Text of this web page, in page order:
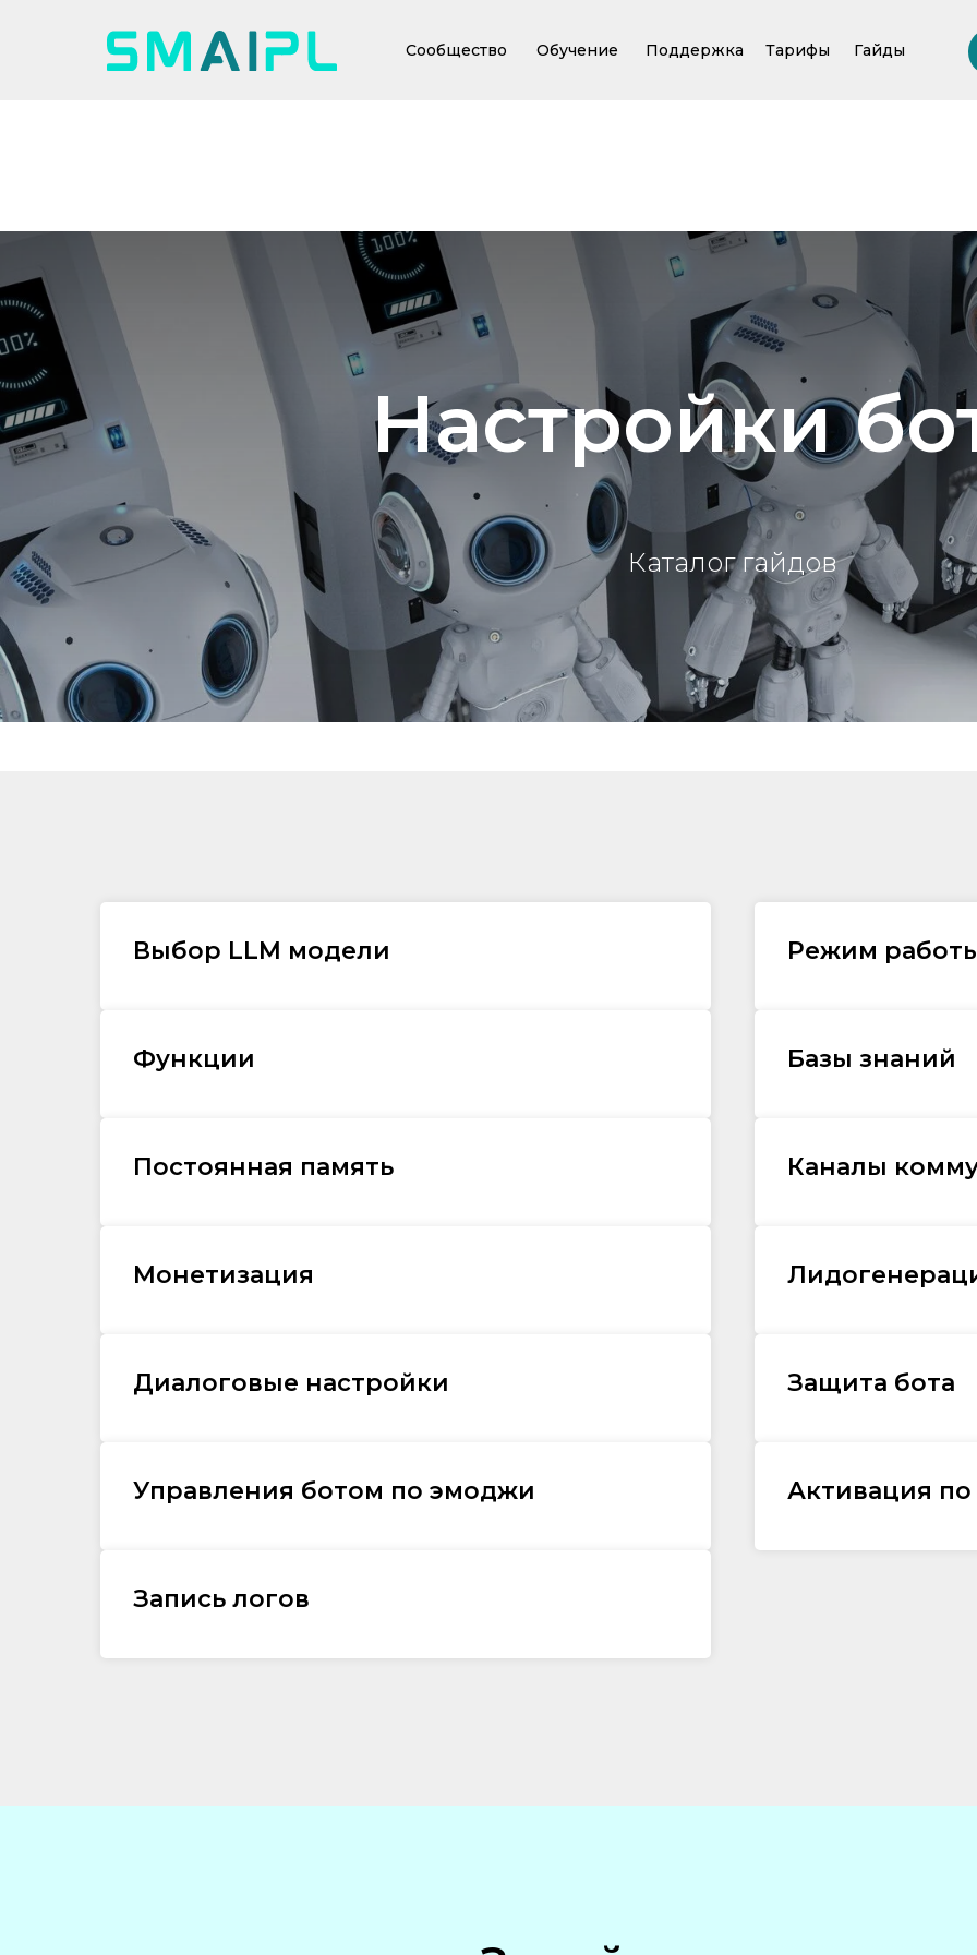
Тарифы Гайды
Регистрация
Сообщество Обучение Поддержка
Настройки
Каталог гайдов
Выбор LLM модели Режим
Функции Базы знаний
Постоянная память Каналы
Монетизация
Диалоговые настройки Защита бота
Управления ботом по эмоджи Активация
Запись логов